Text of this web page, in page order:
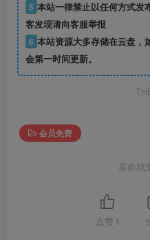
5 本站一律禁止以任何方式发
客发现请向客服举报
6 本站资源大多存储在云盘，
会第一时间更新。
会员免费
喜欢就
点赞 1